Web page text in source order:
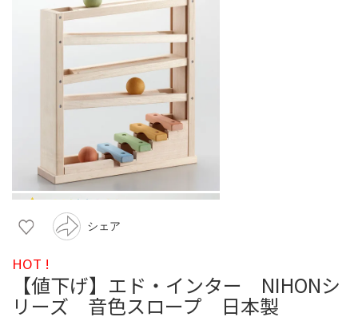
シェア
HOT !
【値下げ】エド・インター NIHONシ
リーズ 音色スロープ 日本製